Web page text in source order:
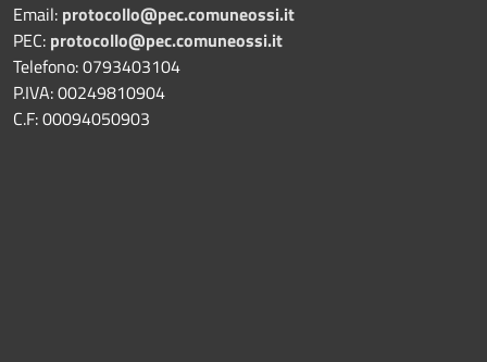
Email: protocollo@pec.comuneossi.it
PEC: protocollo@pec.comuneossi.it
Telefono: 0793403104
P.IVA: 00249810904
C.F: 00094050903